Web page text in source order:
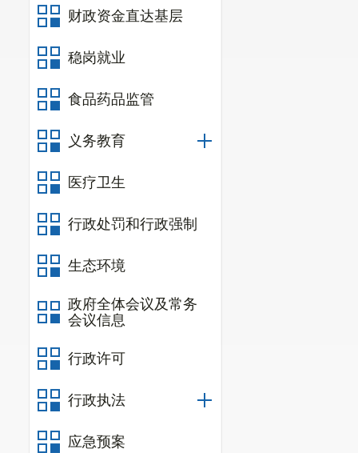
财政资金直达基层
稳岗就业
食品药品监管
义务教育
医疗卫生
行政处罚和行政强制
生态环境
政府全体会议及常务
会议信息
行政许可
行政执法
应急预案